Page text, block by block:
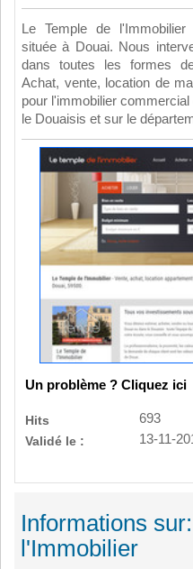
Le Temple de
située à Douai. Nous
dans toutes les formes
Achat, vente, location de
pour l'immobilier
le Douaisis et sur le
Un problème ? Cliquez ici
Hits
693
Validé le :
13-11-
Informations
l'Immobilier